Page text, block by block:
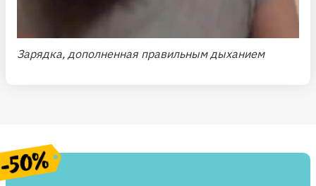
Зарядка, дополненная правильным дыханием